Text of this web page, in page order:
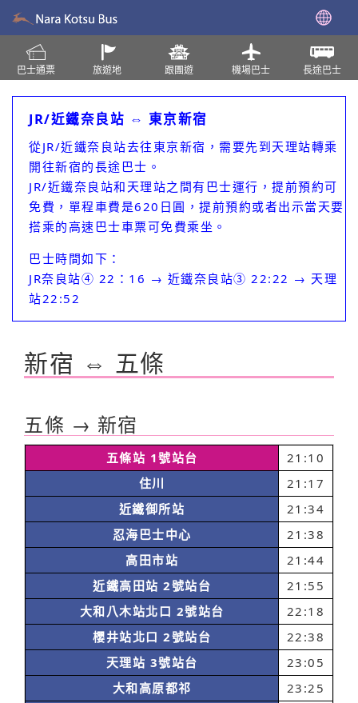
巴士通票 旅遊地 跟團遊 機場巴士 長途巴士
JR/近鐵奈良站 ⇔ 東京新宿
從JR/近鐵奈良站去往東京新宿，需要先到天理站轉乘
開往新宿的長途巴士。
JR/近鐵奈良站和天理站之間有巴士運行，提前預約可
免費，單程車費是620日圓，提前預約或者出示當天要
搭乘的高速巴士車票可免費乘坐。
巴士時間如下：
JR奈良站④ 22：16 → 近鐵奈良站③ 22:22 → 天理
站22:52
新宿 ⇔ 五條
五條 → 新宿
五條站 1號站台
21:10
住川
21:17
近鐵御所站
21:34
忍海巴士中心
21:38
高田市站
21:44
近鐵高田站 2號站台
21:55
大和八木站北口 2號站台
22:18
櫻井站北口 2號站台
22:38
天理站 3號站台
23:05
大和高原都祁
23:25